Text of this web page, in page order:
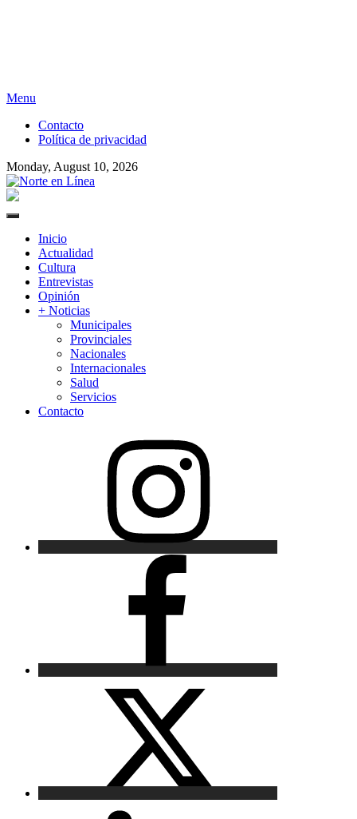
Skip
content
Menu
Contacto
Política de privacidad
Monday, August 10, 2026
Primary
Inicio
Actualidad
Cultura
Entrevistas
Opinión
+ Noticias
Municipales
Provinciales
Nacionales
Internacionales
Salud
Servicios
Contacto